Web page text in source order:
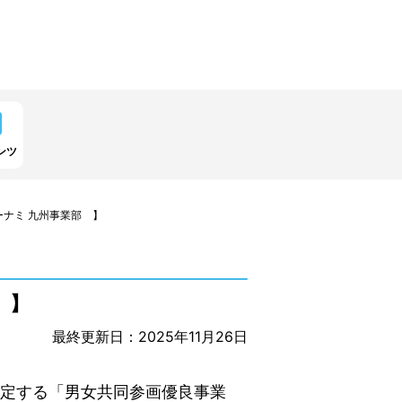
ツ
ミ 九州事業部 】
最終更新日：2025年11月26日
する「男女共同参画優良事業